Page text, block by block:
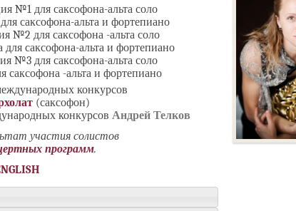
№1 для саксофона-альта соло
саксофона-альта и фортепиано
№2 для саксофона -альта соло
для саксофона-альта и фортепиано
№3 для саксофона-альта соло
саксофона -альта и фортепиано
конкурсов
(саксофон)
конкурсов Андрей Телков
участия солистов
программ.